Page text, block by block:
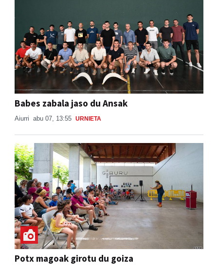
Babes zabala jaso du Ansak
Aiurri abu 07, 13:55 URNIETA
Potx magoak girotu du goiza